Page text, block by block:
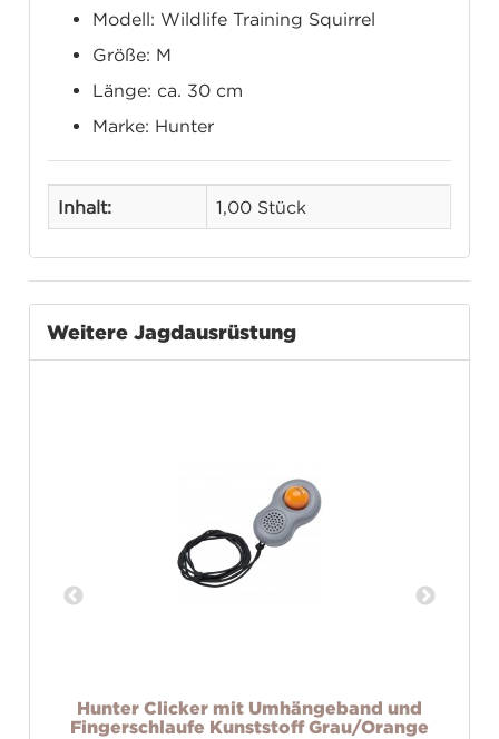
Modell: Wildlife Training Squirrel
Größe: M
Länge: ca. 30 cm
Marke: Hunter
Inhalt: 1,00 Stück
Weitere Jagdausrüstung
Hunter Clicker mit Umhängeband und
Fingerschlaufe Kunststoff Grau/Orange